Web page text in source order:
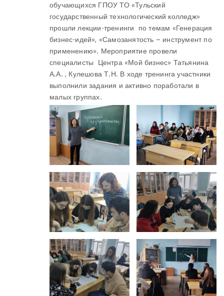
обучающихся ГПОУ ТО «Тульский
государственный технологический колледж»
прошли лекции-тренинги по темам «Генерация
бизнес-идей», «Самозанятость – инструмент по
применению». Мероприятие провели
специалисты Центра «Мой бизнес» Татьянина
А.А. , Кулешова Т.Н. В ходе тренинга участники
выполнили задания и активно поработали в
малых группах.